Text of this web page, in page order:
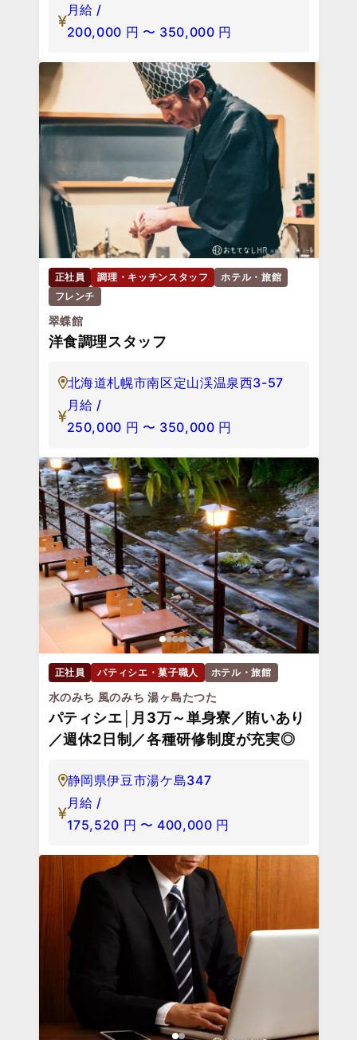
月給 /
200,000 円 〜 350,000 円
正社員 調理・キッチンスタッフ
ホテル・旅館
フレンチ
翠蝶館
洋食調理スタッフ
北海道札幌市南区定山渓温泉西3-57
月給 /
250,000 円 〜 350,000 円
正社員 パティシエ・菓子職人 ホテル・旅館
水のみち 風のみち 湯ヶ島たつた
パティシエ│月3万～単身寮／賄いあり
／週休2日制／各種研修制度が充実◎
静岡県伊豆市湯ケ島347
月給 /
175,520 円 〜 400,000 円